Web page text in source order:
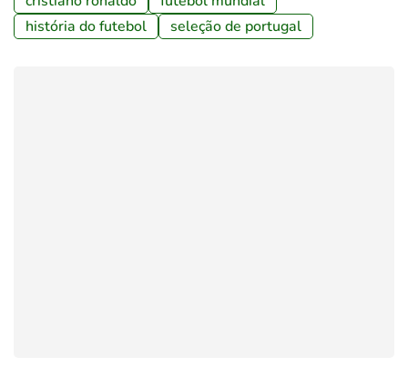
história do futebol
seleção de portugal